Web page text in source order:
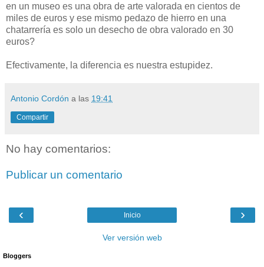
en un museo es una obra de arte valorada en cientos de
miles de euros y ese mismo pedazo de hierro en una
chatarrería es solo un desecho de obra valorado en 30
euros?
Efectivamente, la diferencia es nuestra estupidez.
Antonio Cordón a las 19:41
Compartir
No hay comentarios:
Publicar un comentario
‹ ›
Inicio
Ver versión web
Bloggers